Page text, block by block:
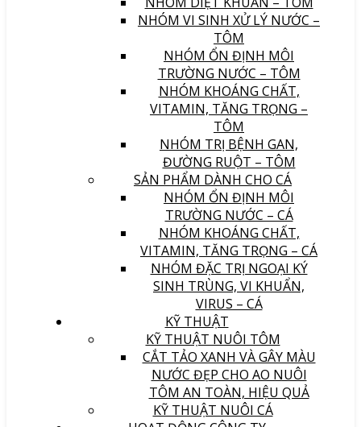
NHÓM VI SINH XỬ LÝ NƯỚC –
TÔM
NHÓM ỔN ĐỊNH MÔI
TRƯỜNG NƯỚC – TÔM
NHÓM KHOÁNG CHẤT,
VITAMIN, TĂNG TRỌNG –
TÔM
NHÓM TRỊ BỆNH GAN,
ĐƯỜNG RUỘT – TÔM
SẢN PHẨM DÀNH CHO CÁ
NHÓM ỔN ĐỊNH MÔI
TRƯỜNG NƯỚC – CÁ
NHÓM KHOÁNG CHẤT,
VITAMIN, TĂNG TRỌNG – CÁ
NHÓM ĐẶC TRỊ NGOẠI KÝ
SINH TRÙNG, VI KHUẨN,
VIRUS – CÁ
KỸ THUẬT
KỸ THUẬT NUÔI TÔM
CẮT TẢO XANH VÀ GÂY MÀU
NƯỚC ĐẸP CHO AO NUÔI
TÔM AN TOÀN, HIỆU QUẢ
KỸ THUẬT NUÔI CÁ